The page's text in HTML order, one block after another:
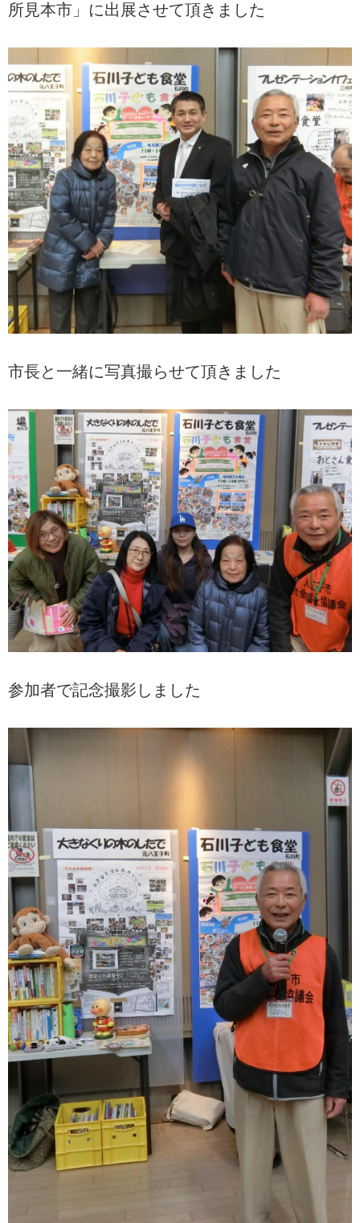
所見本市」に出展させて頂きました
市長と一緒に写真撮らせて頂きました
参加者で記念撮影しました